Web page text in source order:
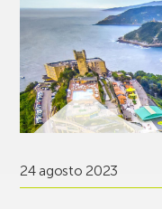
24 agosto 2023